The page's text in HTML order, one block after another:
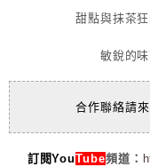
甜點與抹茶
敏銳的
合作聯絡請來
訂閱YouTube頻道：